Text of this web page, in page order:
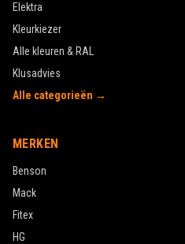
Elektra
Kleurkiezer
Alle kleuren & RAL
Klusadvies
Alle categorieën →
MERKEN
Benson
Mack
Fitex
HG